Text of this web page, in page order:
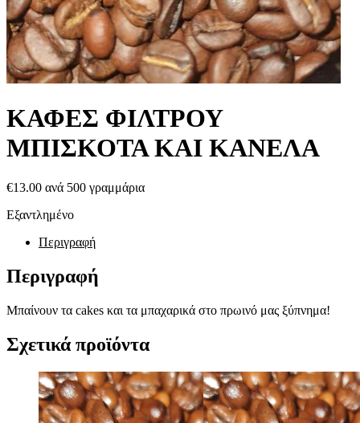
ΚΑΦΕΣ ΦΙΛΤΡΟΥ
ΜΠΙΣΚΟΤΑ ΚΑΙ ΚΑΝΕΛΑ
€13.00 ανά 500 γραμμάρια
Εξαντλημένο
Περιγραφή
Περιγραφή
Μπαίνουν τα cakes και τα μπαχαρικά στο πρωινό μας ξύπνημα!
Σχετικά προϊόντα